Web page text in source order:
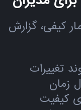
کیفی، گزارش
تغییرات
زمان
کیفیت